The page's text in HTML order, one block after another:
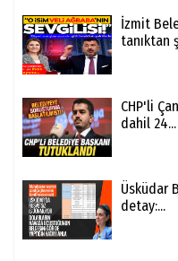
İzmit
tanıktan
CHP'li
dahil 24...
Üsküdar
detay:...